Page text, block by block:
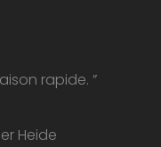
rapide. ”
Heide